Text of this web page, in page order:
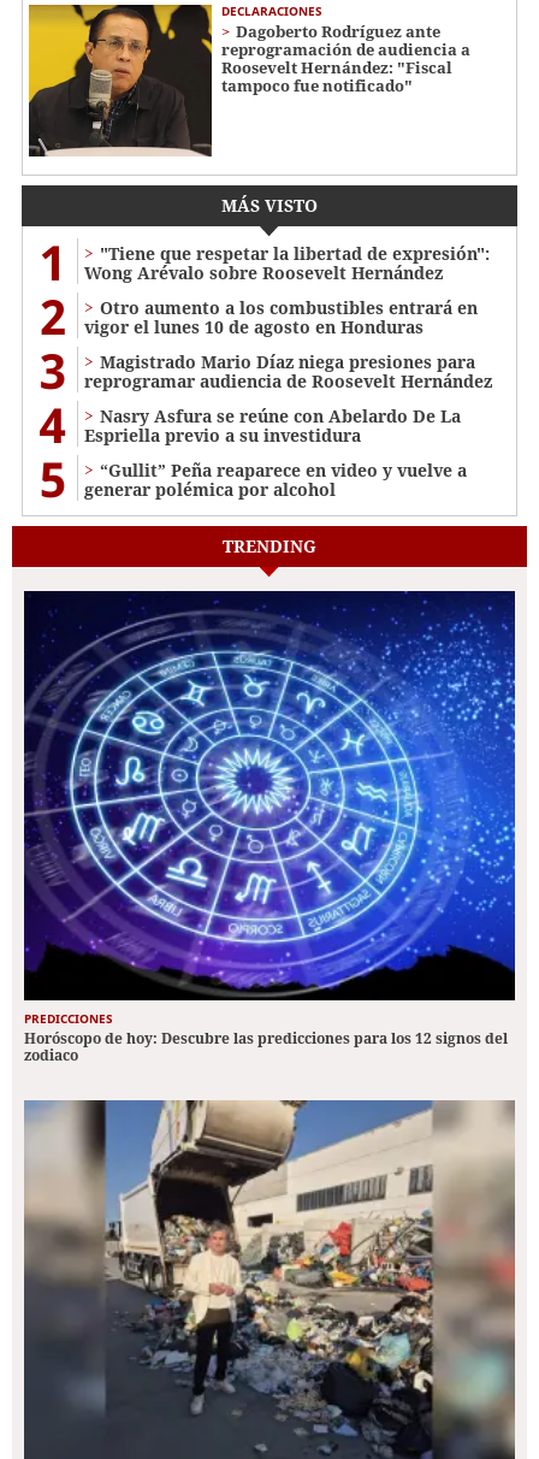
DECLARACIONES
Dagoberto Rodríguez ante
reprogramación de audiencia a
Roosevelt Hernández: "Fiscal
tampoco fue notificado"
MÁS VISTO
1
"Tiene que respetar la libertad de expresión":
Wong Arévalo sobre Roosevelt Hernández
2
Otro aumento a los combustibles entrará en
vigor el lunes 10 de agosto en Honduras
3
Magistrado Mario Díaz niega presiones para
reprogramar audiencia de Roosevelt Hernández
4
Nasry Asfura se reúne con Abelardo De La
Espriella previo a su investidura
5
“Gullit” Peña reaparece en video y vuelve a
generar polémica por alcohol
TRENDING
PREDICCIONES
Horóscopo de hoy: Descubre las predicciones para los 12 signos del
zodiaco